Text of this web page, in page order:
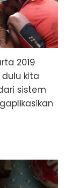
2019
kita
sistem